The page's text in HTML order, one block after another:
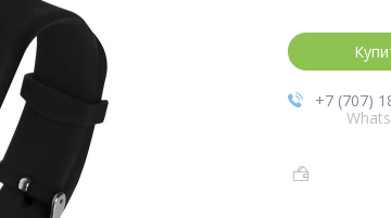
+7 (707)